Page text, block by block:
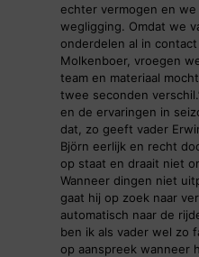
echter vermogen en
wegligging. Omdat we
onderdelen al in
Molkenboer, vroegen
team en materiaal
twee seconden
en de ervaringen in
dat, zo geeft vader
Björn eerlijk en recht
op staat en draait niet
Wanneer dingen niet
gaat hij op zoek naar
automatisch naar de
ben ik als vader wel zo
op aanspreek wanneer